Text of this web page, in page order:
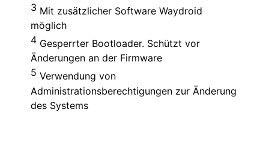
3 Mit zusätzlicher Software Waydroid
möglich
4 Gesperrter Bootloader. Schützt vor
Änderungen an der Firmware
5 Verwendung von
Administrationsberechtigungen zur Änderung
des Systems